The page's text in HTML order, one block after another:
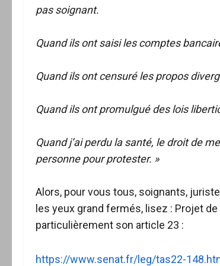
pas soignant.
Quand ils ont saisi les comptes
Quand ils ont censuré les propos
Quand ils ont promulgué des lois
Quand j’ai perdu la santé, le droit de
personne pour protester. »
Alors, pour vous tous, soignants,
les yeux grand fermés, lisez : Projet
particulièrement son article 23 :
https://www.senat.fr/leg/tas22-